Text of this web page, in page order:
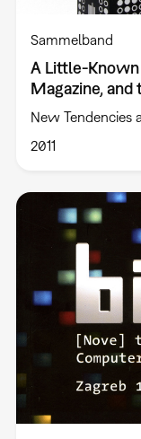
Sammelband
A Little-
Magazine,
New Tendencies
2011